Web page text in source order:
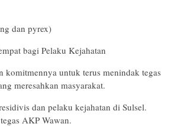
dan pyrex)
bagi Pelaku Kejahatan
komitmennya untuk terus menindak tegas
meresahkan masyarakat.
dan pelaku kejahatan di Sulsel.
AKP Wawan.